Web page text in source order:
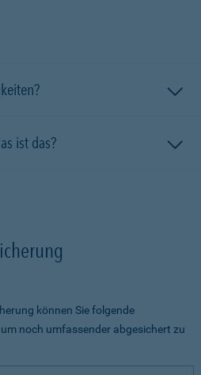
- Was ist das?
können Sie folgende
noch umfassender abgesichert zu